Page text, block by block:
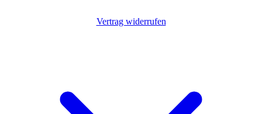
Vertrag widerrufen